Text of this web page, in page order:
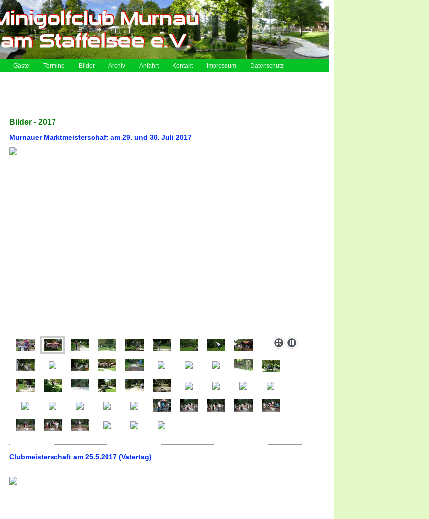
Gäste Termine Bilder Archiv Anfahrt Kontakt Impressum Datenschutz
Bilder - 2017
Murnauer Marktmeisterschaft am 29. und 30. Juli 2017
Clubmeisterschaft am 25.5.2017 (Vatertag)